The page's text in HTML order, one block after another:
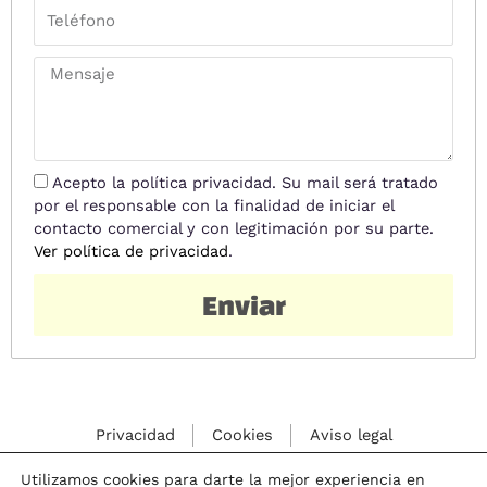
o
o
t
ó
n
l
o
a
j
e
P
r
i
v
a
d
a
Acepto la política privacidad. Su mail será tratado
por el responsable con la finalidad de iniciar el
contacto comercial y con legitimación por su parte.
Ver política de privacidad.
Enviar
Privacidad Cookies Aviso legal
Utilizamos cookies para darte la mejor experiencia en